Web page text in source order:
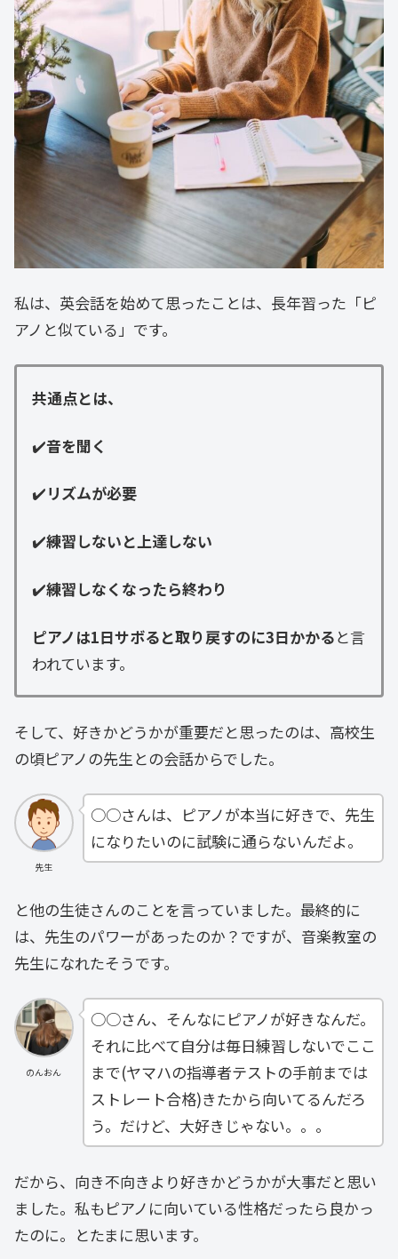
私は、英会話を始めて思ったことは、長年習った「ピ
アノと似ている」です。
共通点とは、
✔️音を聞く
✔️リズムが必要
✔️練習しないと上達しない
✔️練習しなくなったら終わり
ピアノは1日サボると取り戻すのに3日かかると言
われています。
そして、好きかどうかが重要だと思ったのは、高校生
の頃ピアノの先生との会話からでした。
先生
○○さんは、ピアノが本当に好きで、先生
になりたいのに試験に通らないんだよ。
と他の生徒さんのことを言っていました。最終的に
は、先生のパワーがあったのか？ですが、音楽教室の
先生になれたそうです。
のんおん
○○さん、そんなにピアノが好きなんだ。
それに比べて自分は毎日練習しないでここ
まで(ヤマハの指導者テストの手前までは
ストレート合格)きたから向いてるんだろ
う。だけど、大好きじゃない。。。
だから、向き不向きより好きかどうかが大事だと思い
ました。私もピアノに向いている性格だったら良かっ
たのに。とたまに思います。